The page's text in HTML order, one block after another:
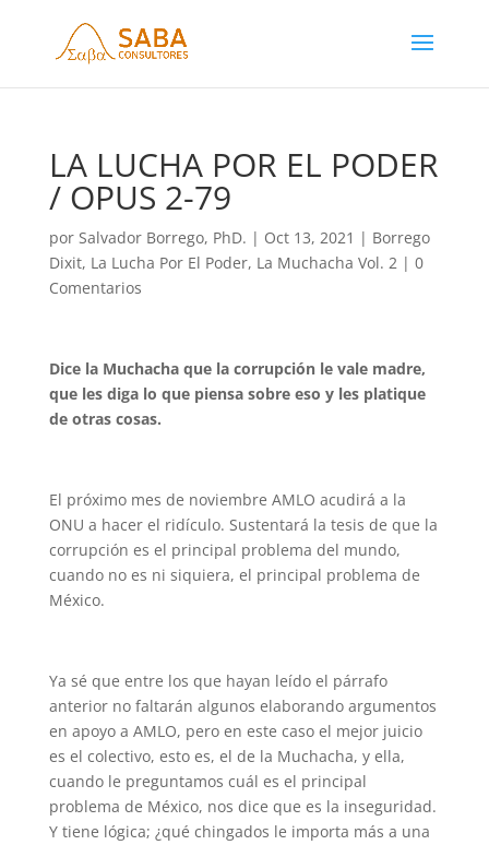
LA LUCHA POR EL PODER
/ OPUS 2-79
por Salvador Borrego, PhD. | Oct 13, 2021 | Borrego
Dixit, La Lucha Por El Poder, La Muchacha Vol. 2| 0
Comentarios
Dice la Muchacha que la corrupción le vale madre,
que les diga lo que piensa sobre eso y les platique
de otras cosas.
El próximo mes de noviembre AMLO acudirá a la
ONU a hacer el ridículo. Sustentará la tesis de que la
corrupción es el principal problema del mundo,
cuando no es ni siquiera, el principal problema de
México.
Ya sé que entre los que hayan leído el párrafo
anterior no faltarán algunos elaborando argumentos
en apoyo a AMLO, pero en este caso el mejor juicio
es el colectivo, esto es, el de la Muchacha, y ella,
cuando le preguntamos cuál es el principal
problema de México, nos dice que es la inseguridad.
Y tiene lógica; ¿qué chingados le importa más a una